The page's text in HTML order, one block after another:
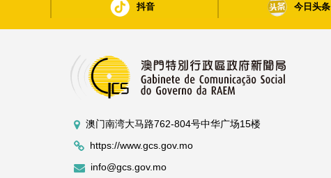
抖音 今日头条
澳门南湾大马路762-804号中华广场15楼
https://www.gcs.gov.mo
info@gcs.gov.mo